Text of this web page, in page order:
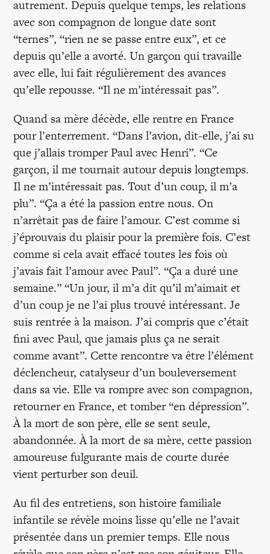
autrement. Depuis quelque temps, les relations
avec son compagnon de longue date sont
“ternes”, “rien ne se passe entre eux”, et ce
depuis qu’elle a avorté. Un garçon qui travaille
avec elle, lui fait régulièrement des avances
qu’elle repousse. “Il ne m’intéressait pas”.
Quand sa mère décède, elle rentre en France
pour l’enterrement. “Dans l’avion, dit-elle, j’ai su
que j’allais tromper Paul avec Henri”. “Ce
garçon, il me tournait autour depuis longtemps.
Il ne m’intéressait pas. Tout d’un coup, il m’a
plu”. “Ça a été la passion entre nous. On
n’arrêtait pas de faire l’amour. C’est comme si
j’éprouvais du plaisir pour la première fois. C’est
comme si cela avait effacé toutes les fois où
j’avais fait l’amour avec Paul”. “Ça a duré une
semaine.” “Un jour, il m’a dit qu’il m’aimait et
d’un coup je ne l’ai plus trouvé intéressant. Je
suis rentrée à la maison. J’ai compris que c’était
fini avec Paul, que jamais plus ça ne serait
comme avant”. Cette rencontre va être l’élément
déclencheur, catalyseur d’un bouleversement
dans sa vie. Elle va rompre avec son compagnon,
retourner en France, et tomber “en dépression”.
À la mort de son père, elle se sent seule,
abandonnée. À la mort de sa mère, cette passion
amoureuse fulgurante mais de courte durée
vient perturber son deuil.
Au fil des entretiens, son histoire familiale
infantile se révèle moins lisse qu’elle ne l’avait
présentée dans un premier temps. Elle nous